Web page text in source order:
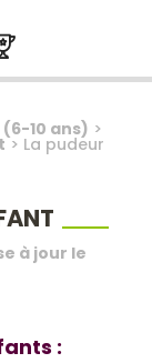
10 ans) >
> La pudeur
à jour le
: